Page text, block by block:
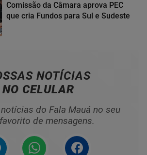
Comissão da Câmara aprova PEC
que cria Fundos para Sul e Sudeste
NOTÍCIAS
NO CELULAR
do Fala Mauá no seu
de mensagens.